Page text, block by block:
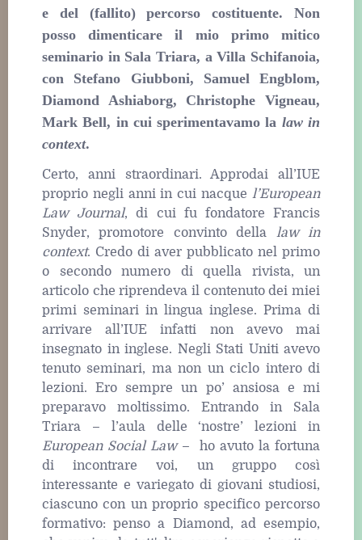
e del (fallito) percorso costituente. Non
posso dimenticare il mio primo mitico
seminario in Sala Triara, a Villa Schifanoia,
con Stefano Giubboni, Samuel Engblom,
Diamond Ashiaborg, Christophe Vigneau,
Mark Bell, in cui sperimentavamo la law in
context.
Certo, anni straordinari. Approdai all’IUE
proprio negli anni in cui nacque l’European
Law Journal, di cui fu fondatore Francis
Snyder, promotore convinto della law in
context. Credo di aver pubblicato nel primo
o secondo numero di quella rivista, un
articolo che riprendeva il contenuto dei miei
primi seminari in lingua inglese. Prima di
arrivare all’IUE infatti non avevo mai
insegnato in inglese. Negli Stati Uniti avevo
tenuto seminari, ma non un ciclo intero di
lezioni. Ero sempre un po’ ansiosa e mi
preparavo moltissimo. Entrando in Sala
Triara – l’aula delle ‘nostre’ lezioni in
European Social Law– ho avuto la fortuna
di incontrare voi, un gruppo così
interessante e variegato di giovani studiosi,
ciascuno con un proprio specifico percorso
formativo: penso a Diamond, ad esempio,